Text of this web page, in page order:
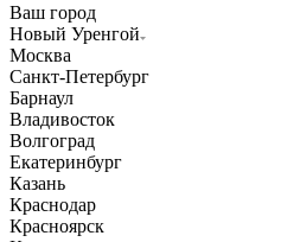
Ваш город
Новый Уренгой
Москва
Санкт-Петербург
Барнаул
Владивосток
Волгоград
Екатеринбург
Казань
Краснодар
Красноярск